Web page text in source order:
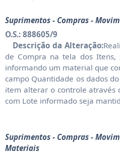
Suprimentos - Compras -
O.S.: 888605/9
Descrição da Alteração:
de Compra na tela dos
informando um material que
campo Quantidade os dados
item alterar o controle através
com Lote informado seja
Suprimentos - Compras -
Materiais